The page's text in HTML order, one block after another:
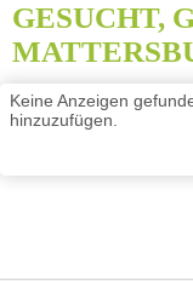
GESUCHT,
Keine Anzeigen
hinzuzufügen.